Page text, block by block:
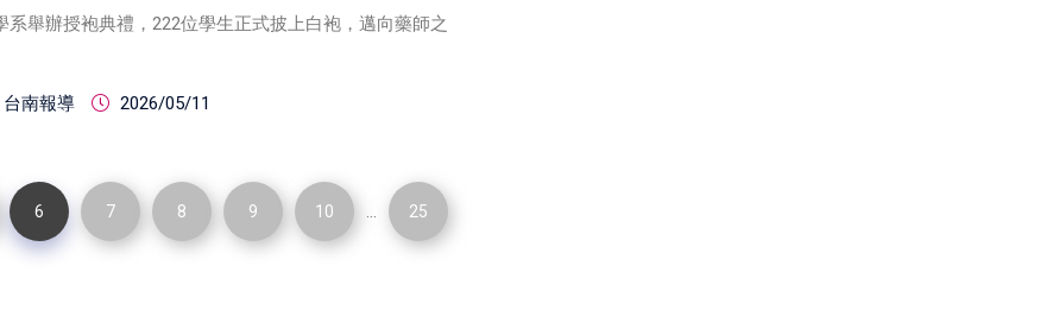
系舉辦授袍典禮，222位學生正式披上白袍，邁向藥師之
南報導 2026/05/11
6 7 8 9 10 ... 25